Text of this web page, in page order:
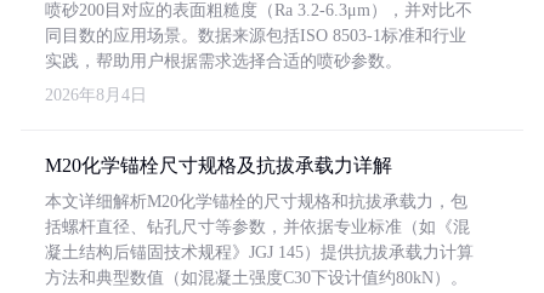
喷砂200目对应的表面粗糙度（Ra 3.2-6.3μm），并对比不
同目数的应用场景。数据来源包括ISO 8503-1标准和行业
实践，帮助用户根据需求选择合适的喷砂参数。
2026年8月4日
M20化学锚栓尺寸规格及抗拔承载力详解
本文详细解析M20化学锚栓的尺寸规格和抗拔承载力，包
括螺杆直径、钻孔尺寸等参数，并依据专业标准（如《混
凝土结构后锚固技术规程》JGJ 145）提供抗拔承载力计算
方法和典型数值（如混凝土强度C30下设计值约80kN）。